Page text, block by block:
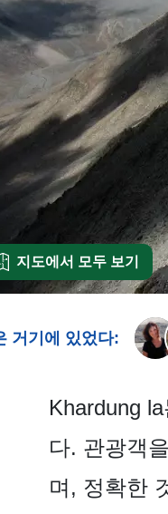
지도에서 모두 보기
거기에 있었다:
Khardung
다. 관광객
며, 정확한